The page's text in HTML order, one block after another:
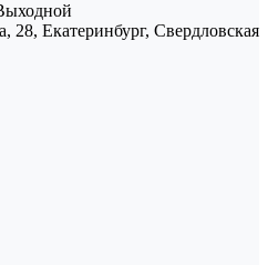
28, Екатеринбург, Свердловская